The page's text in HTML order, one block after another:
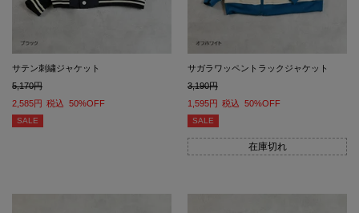
サテン刺繍ジャケット
5,170
2,585
税込 50%OFF
SALE
サガラワッペントラックジャケット
3,190
1,595
税込 50%OFF
SALE
在庫切れ